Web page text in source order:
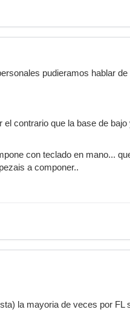
pudieramos hablar de
contrario que la base de bajo
con teclado en mano...
a componer..
la mayoria de veces por FL